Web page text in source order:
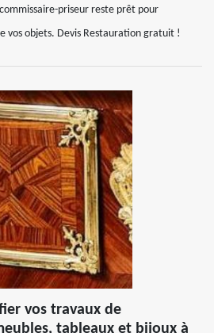
priseur reste prêt pour
vos objets. Devis Restauration gratuit !
vos travaux de
tableaux et bijoux à